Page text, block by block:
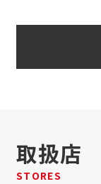
取扱店
STORES